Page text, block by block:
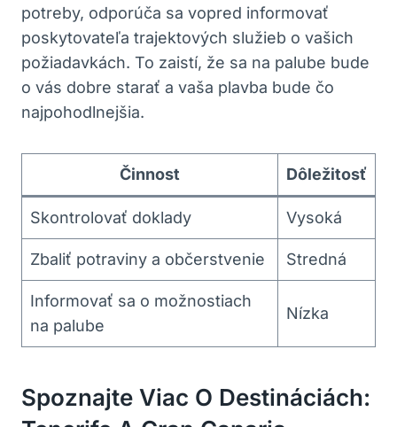
potreby, odporúča sa vopred informovať
poskytovateľa trajektových služieb o vašich
požiadavkách. To zaistí, že sa na palube bude
o vás dobre starať a vaša plavba bude čo
najpohodlnejšia.
Činnost Dôležitosť
Skontrolovať doklady Vysoká
Zbaliť potraviny a občerstvenie Stredná
Informovať sa o možnostiach
na palube
Nízka
Spoznajte Viac O Destináciách: